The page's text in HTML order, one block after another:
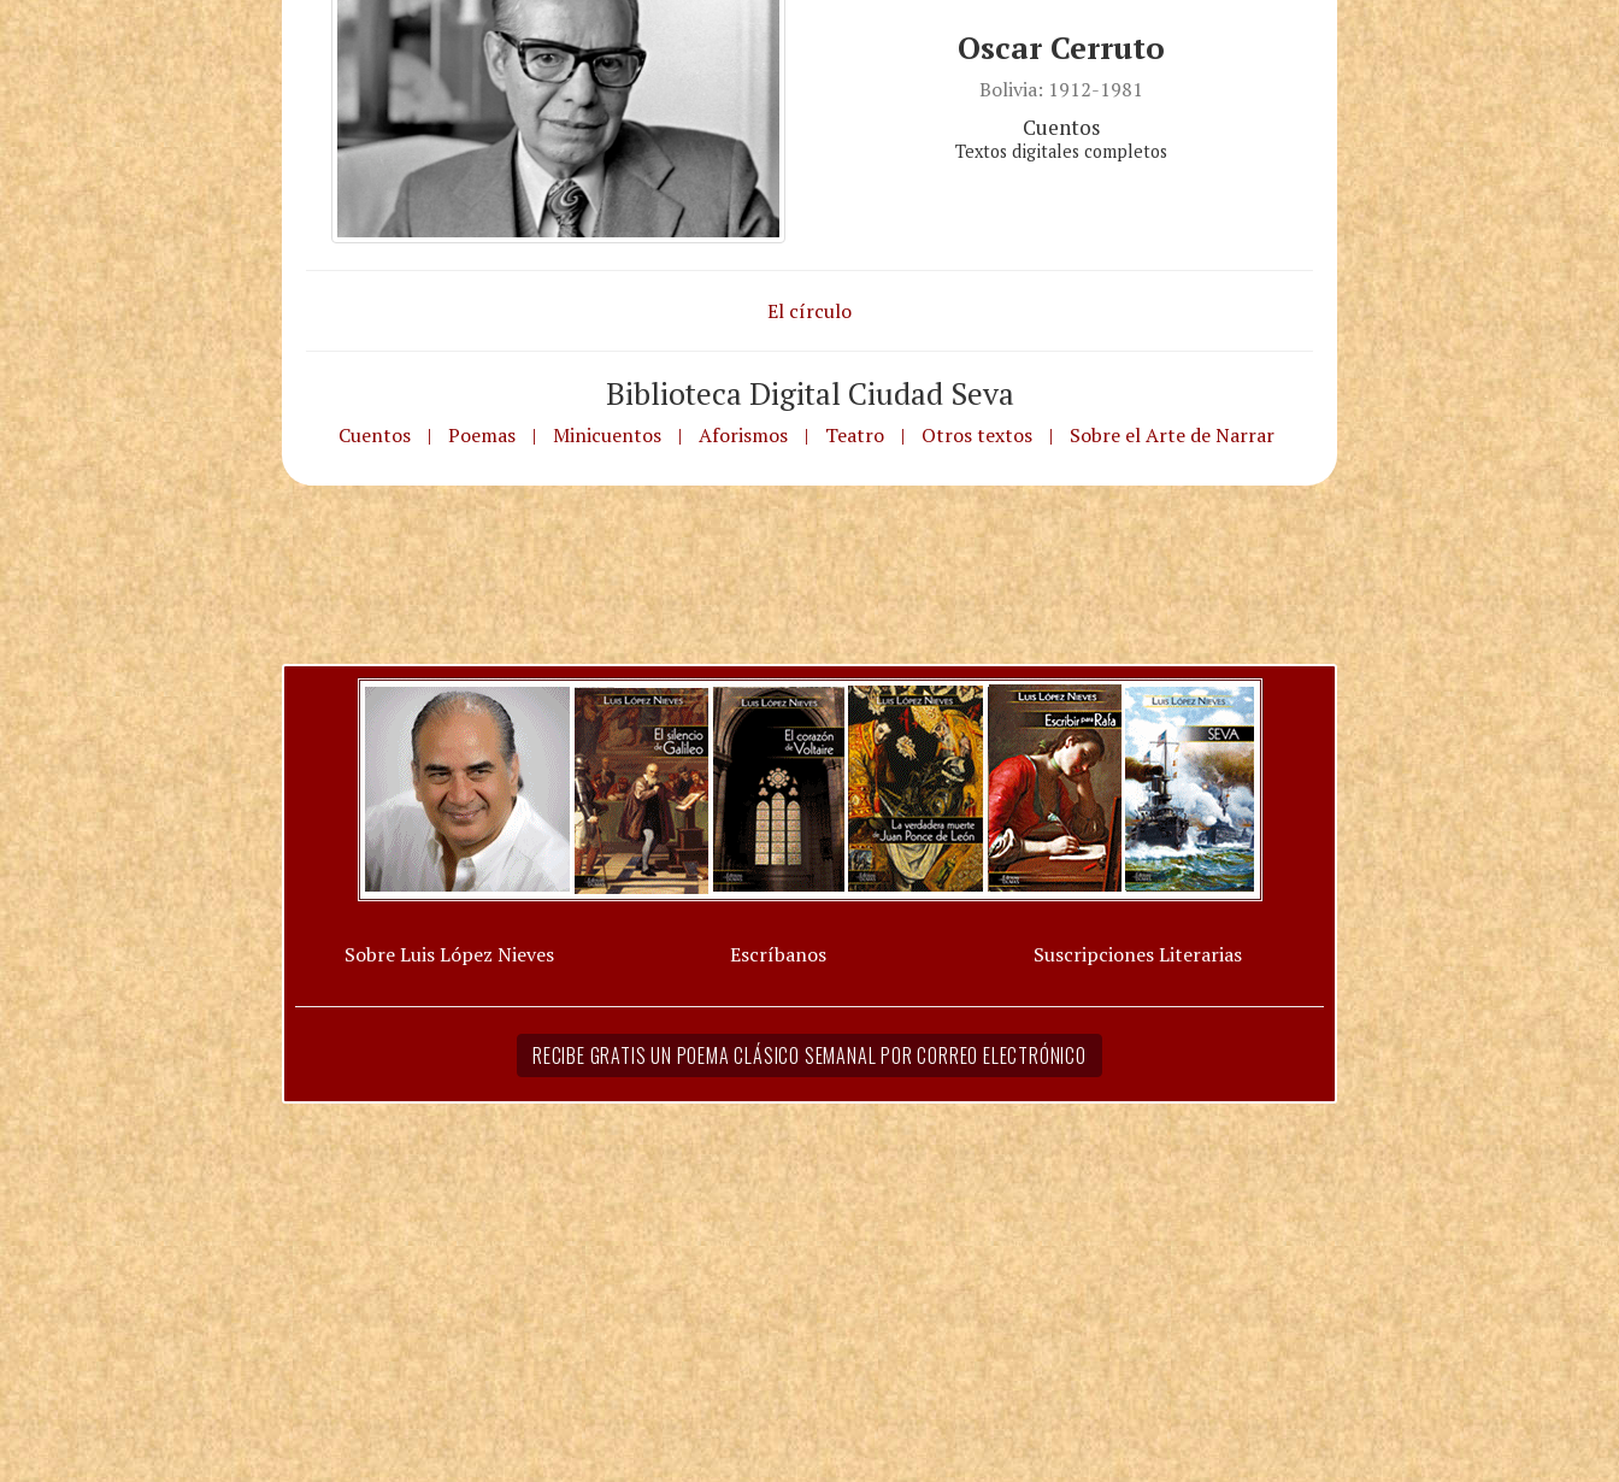
Oscar Cerruto
Bolivia: 1912-1981
Cuentos
Textos digitales completos
El círculo
Biblioteca Digital Ciudad Seva
Cuentos | Poemas | Minicuentos | Aforismos | Teatro | Otros textos | Sobre el Arte de Narrar
Sobre Luis López Nieves Escríbanos Suscripciones Literarias
RECIBE GRATIS UN POEMA CLÁSICO SEMANAL POR CORREO ELECTRÓNICO